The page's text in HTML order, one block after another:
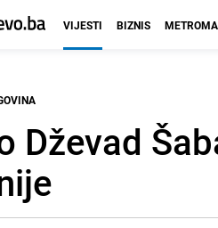
VIJESTI BIZNIS
Dževad